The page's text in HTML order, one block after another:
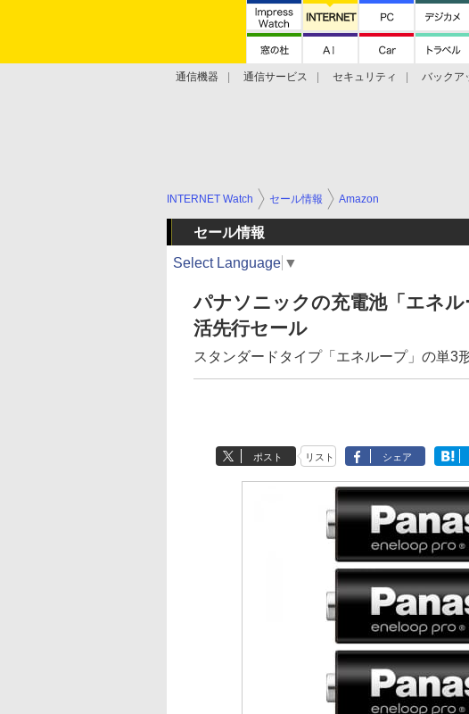
通信機器 通信サービス セキュリティ バックア
INTERNET Watch セール情報 Amazon
セール情報
Select Language ▼
パナソニックの充電池「エネ
活先行セール
スタンダードタイプ「エネループ」の単3
ポスト リスト シェア